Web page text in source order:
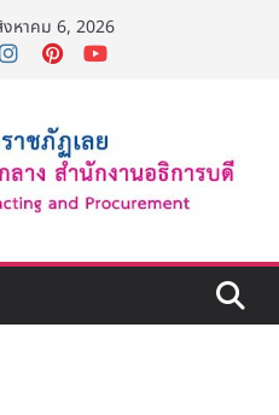
หาคม 6, 2026